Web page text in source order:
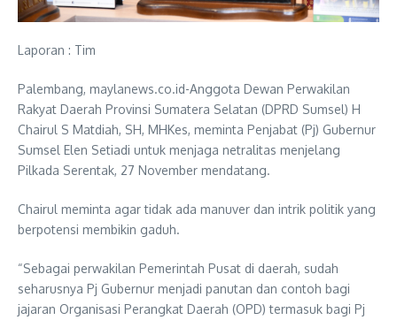
Laporan : Tim
Palembang, maylanews.co.id-Anggota Dewan Perwakilan
Rakyat Daerah Provinsi Sumatera Selatan (DPRD Sumsel) H
Chairul S Matdiah, SH, MHKes, meminta Penjabat (Pj) Gubernur
Sumsel Elen Setiadi untuk menjaga netralitas menjelang
Pilkada Serentak, 27 November mendatang.
Chairul meminta agar tidak ada manuver dan intrik politik yang
berpotensi membikin gaduh.
“Sebagai perwakilan Pemerintah Pusat di daerah, sudah
seharusnya Pj Gubernur menjadi panutan dan contoh bagi
jajaran Organisasi Perangkat Daerah (OPD) termasuk bagi Pj